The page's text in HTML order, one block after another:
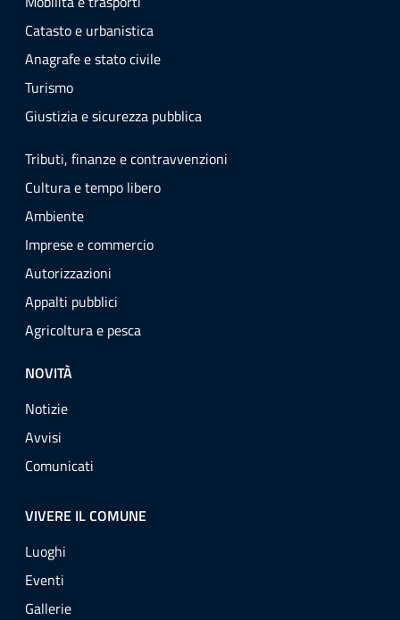
Catasto e urbanistica
Anagrafe e stato civile
Turismo
Giustizia e sicurezza pubblica
Tributi, finanze e contravvenzioni
Cultura e tempo libero
Ambiente
Imprese e commercio
Autorizzazioni
Appalti pubblici
Agricoltura e pesca
NOVITÀ
Notizie
Avvisi
Comunicati
VIVERE IL COMUNE
Luoghi
Eventi
Gallerie